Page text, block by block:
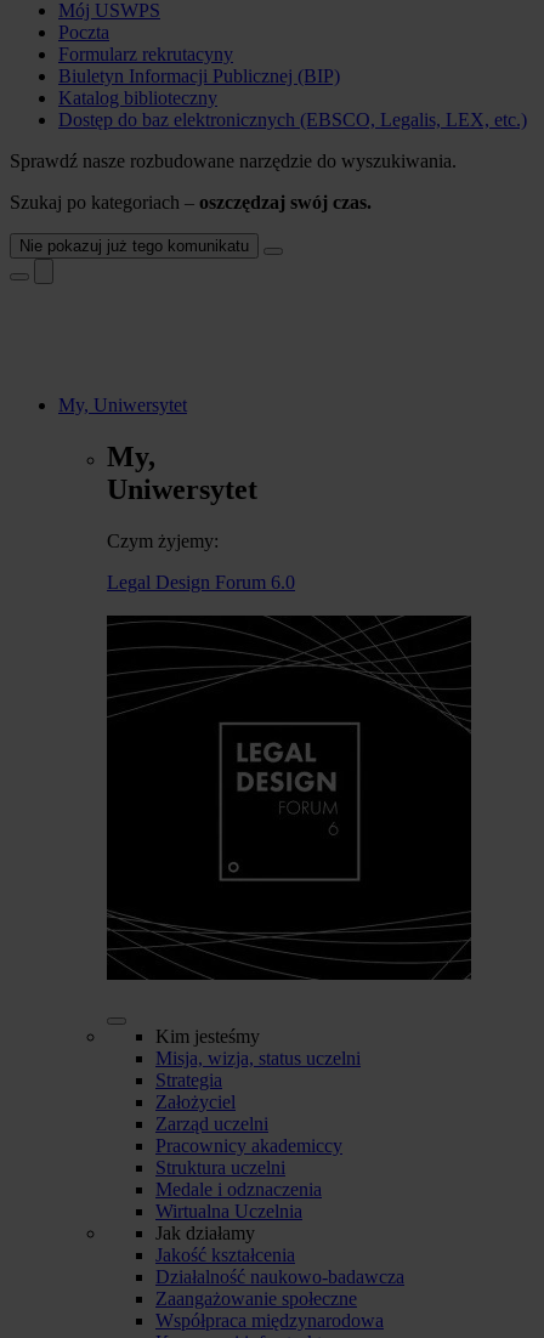
Mój USWPS
Poczta
Formularz rekrutacyny
Biuletyn Informacji Publicznej (BIP)
Katalog biblioteczny
Dostęp do baz elektronicznych (EBSCO, Legalis, LEX, etc.)
Sprawdź nasze rozbudowane narzędzie do wyszukiwania.
Szukaj po kategoriach – oszczędzaj swój czas.
Nie pokazuj już tego komunikatu
My, Uniwersytet
My,
Uniwersytet
Czym żyjemy:
Legal Design Forum 6.0
Kim jesteśmy
Misja, wizja, status uczelni
Strategia
Założyciel
Zarząd uczelni
Pracownicy akademiccy
Struktura uczelni
Medale i odznaczenia
Wirtualna Uczelnia
Jak działamy
Jakość kształcenia
Działalność naukowo-badawcza
Zaangażowanie społeczne
Współpraca międzynarodowa